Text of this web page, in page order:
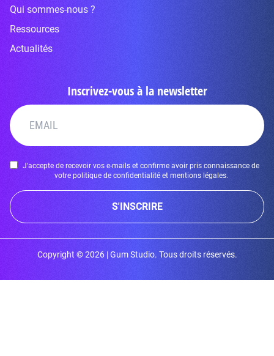
Qui sommes-nous ?
Ressources
Actualités
Inscrivez-vous à la newsletter
J'accepte de recevoir vos e-mails et confirme avoir pris connaissance de
votre politique de confidentialité et mentions légales.
S'INSCRIRE
Copyright © 2026 | Gum Studio. Tous droits réservés.